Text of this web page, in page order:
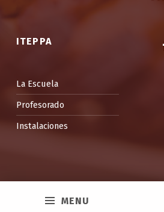
MENU
ITEPPA
La Escuela
Profesorado
Instalaciones